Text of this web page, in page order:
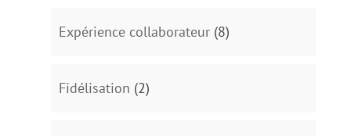
Expérience collaborateur(8)
Fidélisation (2)